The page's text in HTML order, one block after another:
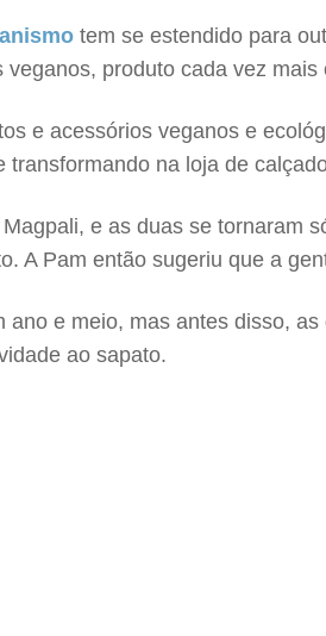
tem se estendido para
produto cada vez
e acessórios veganos e
transformando na loja de
e as duas se tornaram
A Pam então sugeriu que a
ano e meio, mas antes disso,
ao sapato.